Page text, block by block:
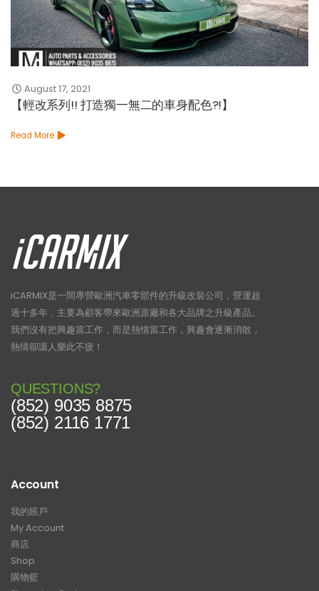
August 17, 2021
【輕改系列!! 打造獨一無二的車身配色?!】
Read More
iCARMIX是一間專營歐洲汽車零部件的升級改裝公司，營運超
過十多年，主要為顧客帶來歐洲原廠和各大品牌之升級產品。
我們沒有把興趣當工作，而是熱情當工作，興趣會逐漸消散，
熱情卻讓人樂此不疲！
QUESTIONS?
(852) 9035 8875
(852) 2116 1771
Account
我的賬戶
My Account
商店
Shop
購物籃